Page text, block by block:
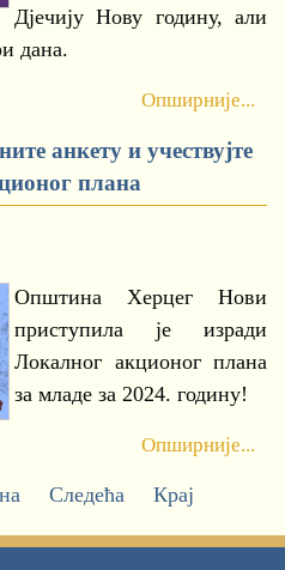
Дјечију Нову годину, али
дана.
Опширније...
анкету и учествујте
плана
Општина Херцег Нови
приступила је изради
Локалног акционог плана
за младе за 2024. годину!
Опширније...
Следећа Крај